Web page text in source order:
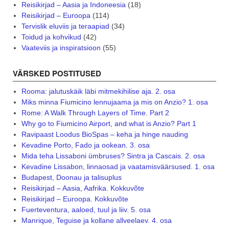
Reisikirjad – Aasia ja Indoneesia (18)
Reisikirjad – Euroopa (114)
Tervislik eluviis ja teraapiad (34)
Toidud ja kohvikud (42)
Vaateviis ja inspiratsioon (55)
VÄRSKED POSTITUSED
Rooma: jalutuskäik läbi mitmekihilise aja. 2. osa
Miks minna Fiumicino lennujaama ja mis on Anzio? 1. osa
Rome: A Walk Through Layers of Time. Part 2
Why go to Fiumicino Airport, and what is Anzio? Part 1
Ravipaast Loodus BioSpas – keha ja hinge nauding
Kevadine Porto, Fado ja ookean. 3. osa
Mida teha Lissaboni ümbruses? Sintra ja Cascais. 2. osa
Kevadine Lissabon, linnaosad ja vaatamisväärsused. 1. osa
Budapest, Doonau ja talisuplus
Reisikirjad – Aasia, Aafrika. Kokkuvõte
Reisikirjad – Euroopa. Kokkuvõte
Fuerteventura, aaloed, tuul ja liiv. 5. osa
Manrique, Teguise ja kollane allveelaev. 4. osa